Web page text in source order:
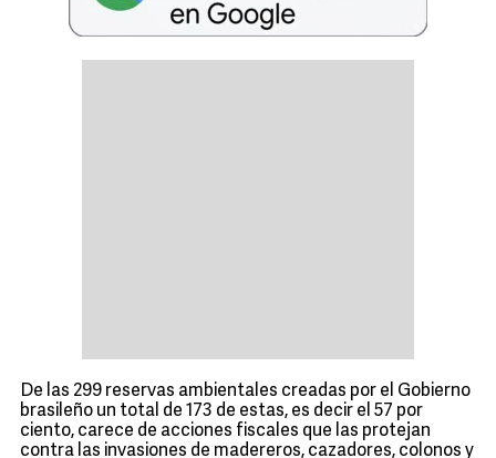
De las 299 reservas ambientales creadas por el Gobierno
brasileño un total de 173 de estas, es decir el 57 por
ciento, carece de acciones fiscales que las protejan
contra las invasiones de madereros, cazadores, colonos y